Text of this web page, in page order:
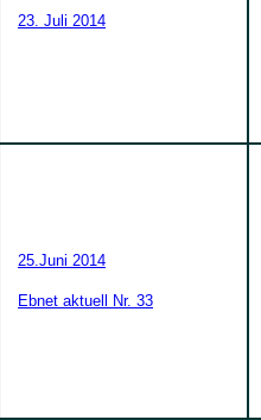
23. Juli 2014
25.Juni 2014
Ebnet aktuell Nr. 33